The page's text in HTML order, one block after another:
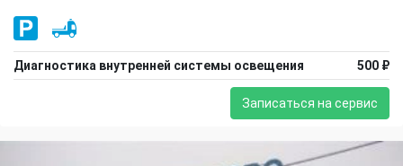
Диагностика внутренней системы освещения 500 ₽
Записаться на сервис